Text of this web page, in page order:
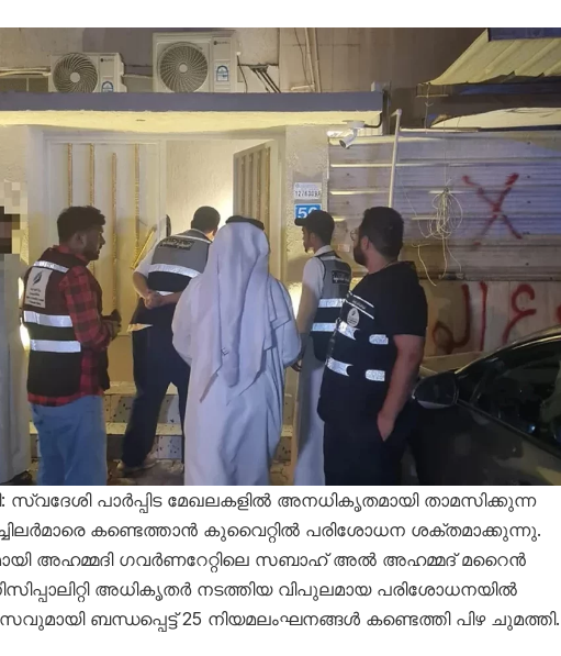
സ്വദേശി പാർപ്പിട മേഖലകളിൽ അനധികൃതമായി താമസിക്കുന്ന
കണ്ടെത്താൻ കുവൈറ്റിൽ പരിശോധന ശക്തമാക്കുന്നു.
അഹമ്മദി ഗവർണറേറ്റിലെ സബാഹ് അൽ അഹമ്മദ് മറൈൻ
അധികൃതർ നടത്തിയ വിപുലമായ പരിശോധനയിൽ
ബന്ധപ്പെട്ട് 25 നിയമലംഘനങ്ങൾ കണ്ടെത്തി പിഴ ചുമത്തി.